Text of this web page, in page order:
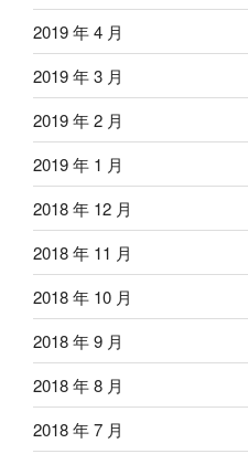
2019 年 4 月
2019 年 3 月
2019 年 2 月
2019 年 1 月
2018 年 12 月
2018 年 11 月
2018 年 10 月
2018 年 9 月
2018 年 8 月
2018 年 7 月